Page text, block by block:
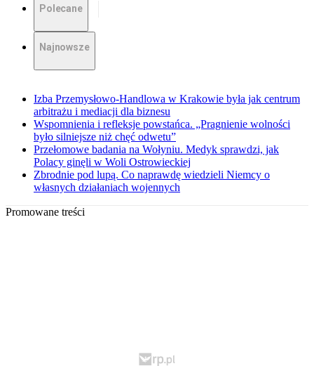
Polecane
Najnowsze
Izba Przemysłowo-Handlowa w Krakowie była jak centrum
arbitrażu i mediacji dla biznesu
Wspomnienia i refleksje powstańca. „Pragnienie wolności
było silniejsze niż chęć odwetu”
Przełomowe badania na Wołyniu. Medyk sprawdzi, jak
Polacy ginęli w Woli Ostrowieckiej
Zbrodnie pod lupą. Co naprawdę wiedzieli Niemcy o
własnych działaniach wojennych
Promowane treści